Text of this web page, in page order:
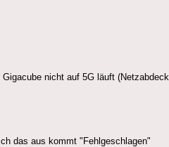
nicht auf 5G läuft
das aus kommt "Fehlgeschlagen"